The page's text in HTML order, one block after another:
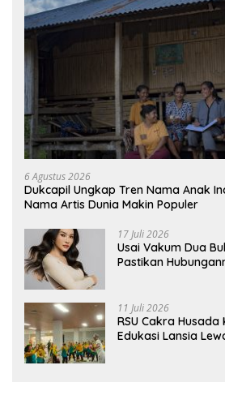
6 Agustus 2026
Dukcapil Ungkap Tren Nama Anak
Nama Artis Dunia Makin Populer
17 Juli 2026
Usai Vakum Dua
Pastikan
11 Juli 2026
RSU Cakra
Edukasi Lansia